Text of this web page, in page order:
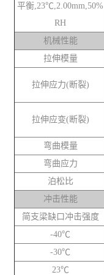
平衡,23℃,2.00mm,50%
RH
机械性能
拉伸模量
拉伸应力(断裂)
拉伸应变(断裂)
弯曲模量
弯曲应力
泊松比
冲击性能
简支梁缺口冲击强度
-40℃
-30℃
23℃